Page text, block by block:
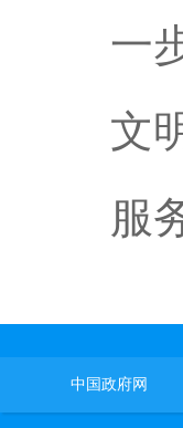
一
文
服
中国政府网